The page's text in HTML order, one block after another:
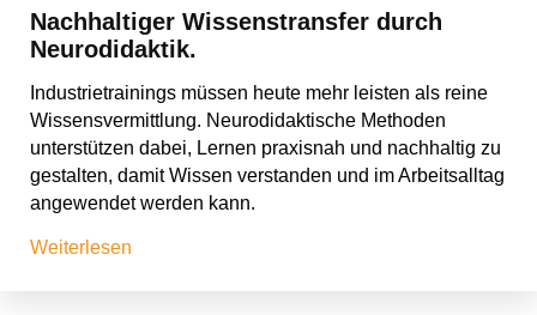
Nachhaltiger Wissenstransfer durch
Neurodidaktik.
Industrietrainings müssen heute mehr leisten als reine
Wissensvermittlung. Neurodidaktische Methoden
unterstützen dabei, Lernen praxisnah und nachhaltig zu
gestalten, damit Wissen verstanden und im Arbeitsalltag
angewendet werden kann.
Weiterlesen